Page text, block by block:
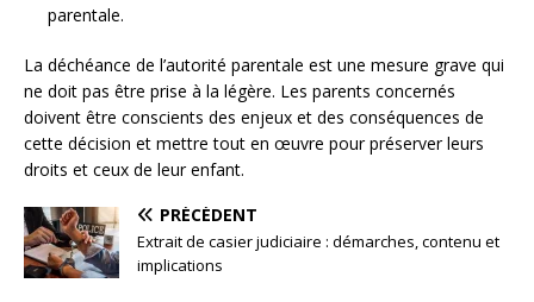
parentale.
La déchéance de l’autorité parentale est une mesure grave qui
ne doit pas être prise à la légère. Les parents concernés
doivent être conscients des enjeux et des conséquences de
cette décision et mettre tout en œuvre pour préserver leurs
droits et ceux de leur enfant.
PRÉCÉDENT
Extrait de casier judiciaire : démarches, contenu et
implications